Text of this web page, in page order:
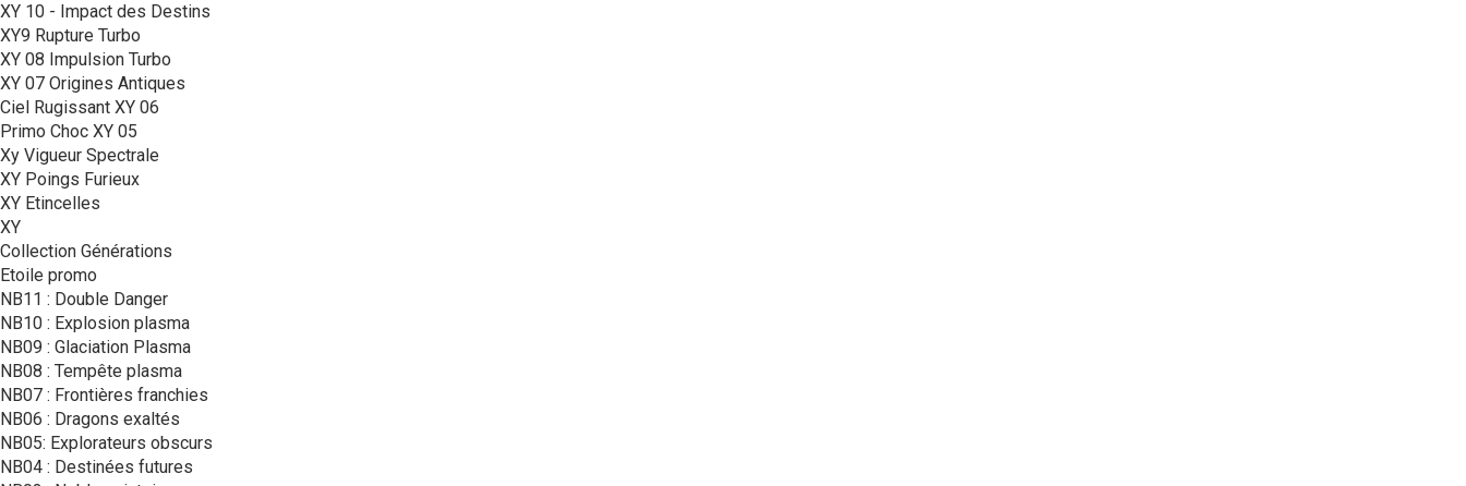
XY 10 - Impact des Destins
XY9 Rupture Turbo
XY 08 Impulsion Turbo
XY 07 Origines Antiques
Ciel Rugissant XY 06
Primo Choc XY 05
Xy Vigueur Spectrale
XY Poings Furieux
XY Etincelles
XY
Collection Générations
Etoile promo
NB11 : Double Danger
NB10 : Explosion plasma
NB09 : Glaciation Plasma
NB08 : Tempête plasma
NB07 : Frontières franchies
NB06 : Dragons exaltés
NB05: Explorateurs obscurs
NB04 : Destinées futures